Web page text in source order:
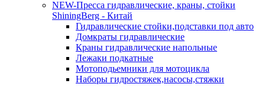
NEW-Пресса гидравлические, краны, стойки
ShiningBerg - Китай
Гидравлические стойки,подставки под авто
Домкраты гидравлические
Краны гидравлические напольные
Лежаки подкатные
Мотоподьемники для мотоцикла
Наборы гидростяжек,насосы,стяжки